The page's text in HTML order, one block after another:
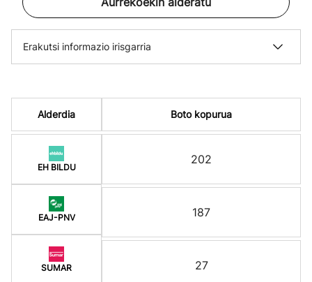
Erakutsi informazio irisgarria
Alderdia
EH BILDU
EAJ-PNV
SUMAR
Boto kopurua
202
187
27